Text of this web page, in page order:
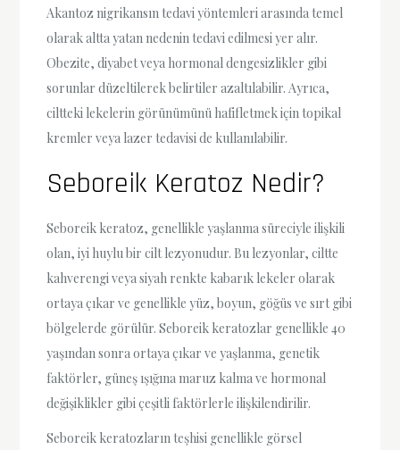
Akantoz nigrikansın tedavi yöntemleri arasında temel
olarak altta yatan nedenin tedavi edilmesi yer alır.
Obezite, diyabet veya hormonal dengesizlikler gibi
sorunlar düzeltilerek belirtiler azaltılabilir. Ayrıca,
ciltteki lekelerin görünümünü hafifletmek için topikal
kremler veya lazer tedavisi de kullanılabilir.
Seboreik Keratoz Nedir?
Seboreik keratoz, genellikle yaşlanma süreciyle ilişkili
olan, iyi huylu bir cilt lezyonudur. Bu lezyonlar, ciltte
kahverengi veya siyah renkte kabarık lekeler olarak
ortaya çıkar ve genellikle yüz, boyun, göğüs ve sırt gibi
bölgelerde görülür. Seboreik keratozlar genellikle 40
yaşından sonra ortaya çıkar ve yaşlanma, genetik
faktörler, güneş ışığına maruz kalma ve hormonal
değişiklikler gibi çeşitli faktörlerle ilişkilendirilir.
Seboreik keratozların teşhisi genellikle görsel